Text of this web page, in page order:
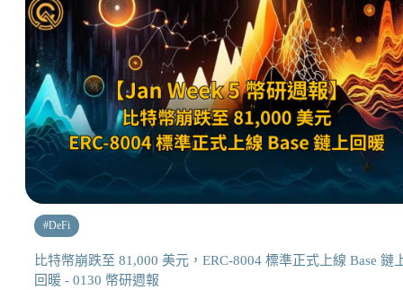
#DeFi
比特幣崩跌至 81,000 美元，ERC-8004 標準正式上線 Base 鏈
回暖 - 0130 幣研週報